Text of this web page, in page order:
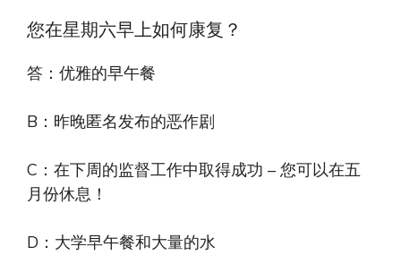
您在星期六早上如何康复？
答：优雅的早午餐
B：昨晚匿名发布的恶作剧
C：在下周的监督工作中取得成功 – 您可以在五
月份休息！
D：大学早午餐和大量的水